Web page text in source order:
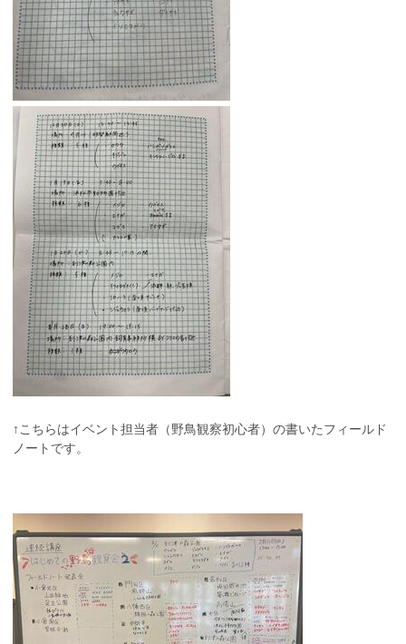
↑こちらはイベント担当者（野鳥観察初心者）の書いたフィールド
ノートです。